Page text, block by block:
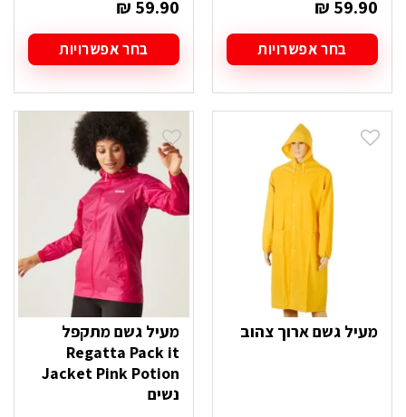
₪ 59.90
בחר אפשרויות
זה
יש
סוגים.
האפשרויות
₪ 59.90
בחר אפשרויות
זה
יש
מספר
סוגים.
ניתן
לבחור
את
האפשרויות
בעמוד
מעיל גשם ארוך צהוב
מעיל גשם מתקפל
Regatta Pack it
Jacket Pink Potion
נשים